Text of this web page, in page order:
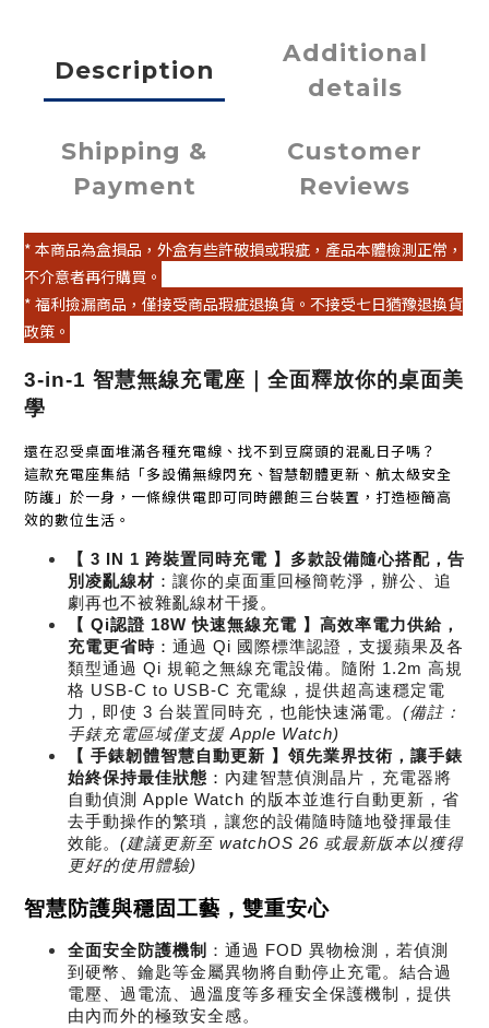
Description
Additional
details
Shipping &
Payment
Customer
Reviews
* 本商品為盒損品，外盒有些許破損或瑕疵，產品本體檢測正常，
不介意者再行購買。
* 福利撿漏商品，僅接受商品瑕疵退換貨。不接受七日猶豫退換貨
政策。
3-in-1 智慧無線充電座｜全面釋放你的桌面美
學
還在忍受桌面堆滿各種充電線、找不到豆腐頭的混亂日子嗎？
這款充電座集結「多設備無線閃充、智慧韌體更新、航太級安全
防護」於一身，一條線供電即可同時餵飽三台裝置，打造極簡高
效的數位生活。
【 3 IN 1 跨裝置同時充電 】多款設備隨心搭配，告
別凌亂線材 ： 讓你的桌面重回極簡乾淨，辦公、追
劇再也不被雜亂線材干擾。
【 Qi認證 18W 快速無線充電 】高效率電力供給，
充電更省時 ： 通過 Qi 國際標準認證，支援蘋果及各
類型通過 Qi 規範之無線充電設備。隨附 1.2m 高規
格 USB-C to USB-C 充電線，提供超高速穩定電
力，即使 3 台裝置同時充，也能快速滿電。 (備註：
手錶充電區域僅支援 Apple Watch)
【 手錶韌體智慧自動更新 】領先業界技術，讓手錶
始終保持最佳狀態 ： 內建智慧偵測晶片，充電器將
自動偵測 Apple Watch 的版本並進行自動更新，省
去手動操作的繁瑣，讓您的設備隨時隨地發揮最佳
效能。 (建議更新至 watchOS 26 或最新版本以獲得
更好的使用體驗)
智慧防護與穩固工藝，雙重安心
全面安全防護機制
：通過 FOD 異物檢測，若偵測
到硬幣、鑰匙等金屬異物將自動停止充電。結合過
電壓、過電流、過溫度等多種安全保護機制，提供
由內而外的極致安全感。